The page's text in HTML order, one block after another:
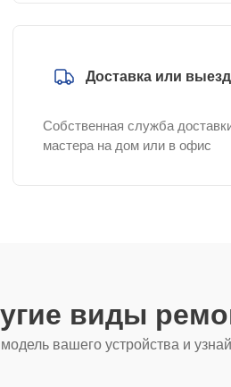
Доставка или выезд
Собственная служба
мастера на дом или в офис
виды
вашего устройства и